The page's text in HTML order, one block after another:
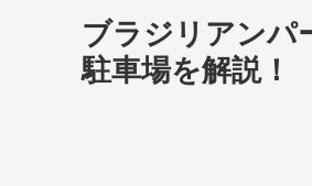
ブラジリアンパ
駐車場を解説！